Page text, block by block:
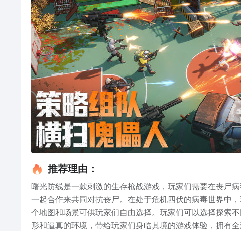
推荐理由：
曙光防线是一款刺激的生存枪战游戏，玩家们需要在丧尸
一起合作来共同对抗丧尸。在处于危机四伏的病毒世界中
个地图和场景可供玩家们自由选择。玩家们可以选择探索
形和逼真的环境，带给玩家们身临其境的游戏体验，拥有